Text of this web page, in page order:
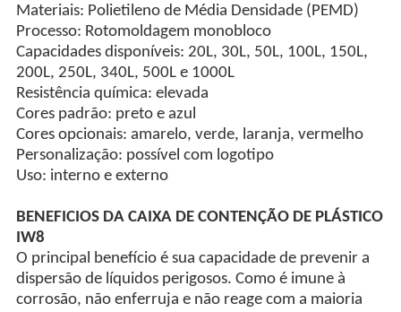
Materiais: Polietileno de Média Densidade (PEMD)
Processo: Rotomoldagem monobloco
Capacidades disponíveis: 20L, 30L, 50L, 100L, 150L,
200L, 250L, 340L, 500L e 1000L
Resistência química: elevada
Cores padrão: preto e azul
Cores opcionais: amarelo, verde, laranja, vermelho
Personalização: possível com logotipo
Uso: interno e externo
BENEFICIOS DA CAIXA DE CONTENÇÃO DE PLÁSTICO
IW8
O principal benefício é sua capacidade de prevenir a
dispersão de líquidos perigosos. Como é imune à
corrosão, não enferruja e não reage com a maioria